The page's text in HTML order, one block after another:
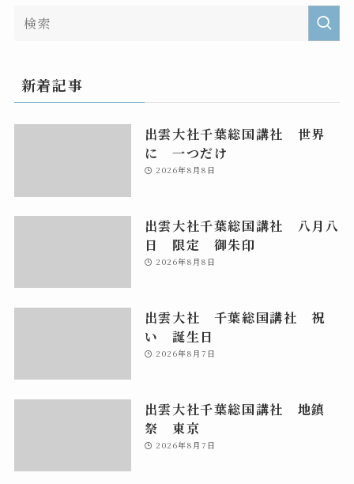
新着記事
出雲大社千葉総国講社 世界
に 一つだけ
2026年8月8日
出雲大社千葉総国講社 八月八
日 限定 御朱印
2026年8月8日
出雲大社 千葉総国講社 祝
い 誕生日
2026年8月7日
出雲大社千葉総国講社 地鎮
祭 東京
2026年8月7日